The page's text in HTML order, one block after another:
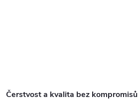
Čerstvost a kvalita bez kompromisů